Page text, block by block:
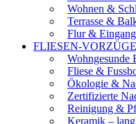
Wohnen &
Terrasse &
Flur & Eingang
FLIESEN-VORZÜGE
Wohngesunde
Fliese &
Ökologie &
Zertifizierte
Reinigung &
Keramik –